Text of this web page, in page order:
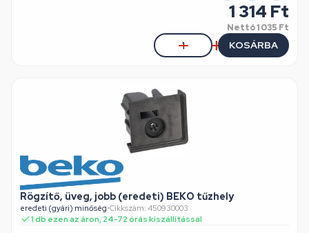
1 314 Ft
Nettó1 035 Ft
KOSÁRBA
Rögzítő, üveg, jobb (eredeti) BEKO tűzhely
eredeti (gyári) minőség•Cikkszám: 450930003
1 db ezen az áron, 24-72 órás kiszállítással